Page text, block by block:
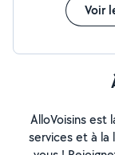
Voir
AlloVoisins est
services et à la